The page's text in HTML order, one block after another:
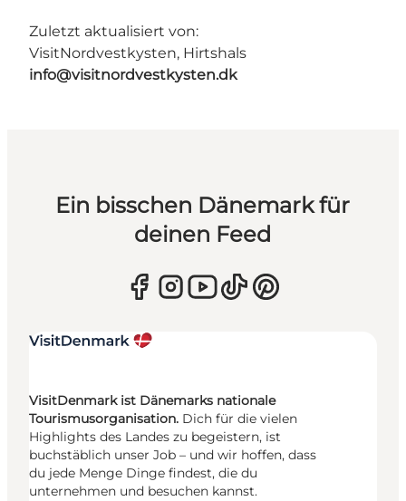
Zuletzt aktualisiert von:
VisitNordvestkysten, Hirtshals
info@visitnordvestkysten.dk
Ein bisschen Dänemark für
deinen Feed
VisitDenmark ist Dänemarks nationale
Tourismusorganisation. Dich für die vielen
Highlights des Landes zu begeistern, ist
buchstäblich unser Job – und wir hoffen, dass
du jede Menge Dinge findest, die du
unternehmen und besuchen kannst.